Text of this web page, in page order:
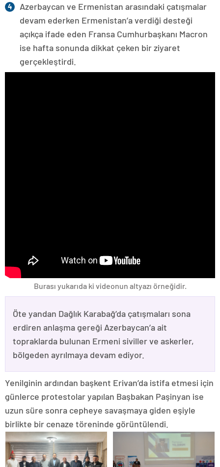
Azerbaycan ve Ermenistan arasındaki çatışmalar
devam ederken Ermenistan’a verdiği desteği
açıkça ifade eden Fransa Cumhurbaşkanı Macron
ise hafta sonunda dikkat çeken bir ziyaret
gerçekleştirdi.
Burası yukarıda ki videonun altyazı örneğidir.
Öte yandan Dağlık Karabağ’da çatışmaları sona
erdiren anlaşma gereği Azerbaycan’a ait
topraklarda bulunan Ermeni siviller ve askerler,
bölgeden ayrılmaya devam ediyor.
Yenilginin ardından başkent Erivan’da istifa etmesi için
günlerce protestolar yapılan Başbakan Paşinyan ise
uzun süre sonra cepheye savaşmaya giden eşiyle
birlikte bir cenaze töreninde görüntülendi.